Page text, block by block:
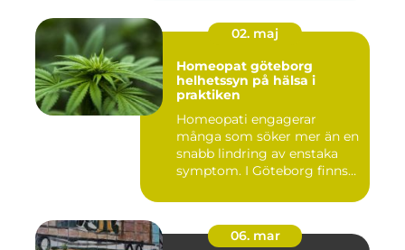
02. maj
Homeopat göteborg
helhetssyn på hälsa i
praktiken
Homeopati engagerar
många som söker mer än en
snabb lindring av enstaka
symptom. I Göteborg finns
06. mar